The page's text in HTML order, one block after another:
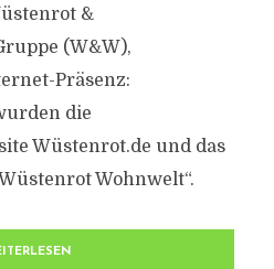
&
(W&W),
Präsenz:
die
Wüstenrot.de und das
Wohnwelt“.